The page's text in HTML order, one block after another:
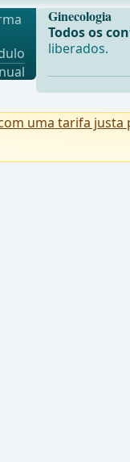
Ginecologia
Todos os
liberados.
uma tarifa justa